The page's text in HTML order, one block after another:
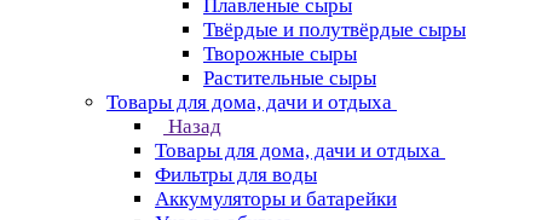
Плавленые сыры
Твёрдые и полутвёрдые сыры
Творожные сыры
Растительные сыры
Товары для дома, дачи и отдыха
Назад
Товары для дома, дачи и отдыха
Фильтры для воды
Аккумуляторы и батарейки